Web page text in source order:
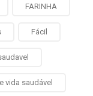
FARINHA
Fácil
vida saudável